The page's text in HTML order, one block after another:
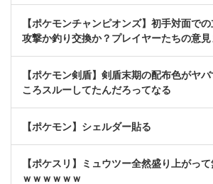
【ポケモンチャンピオンズ】初手対面で
攻撃か釣り交換か？プレイヤーたちの意
【ポケモン剣盾】剣盾末期の配布色がヤ
ころスルーしてたんだろってなる
【ポケモン】シェルダー貼る
【ポケスリ】ミュウツー全然盛り上がっ
ｗｗｗｗｗｗ